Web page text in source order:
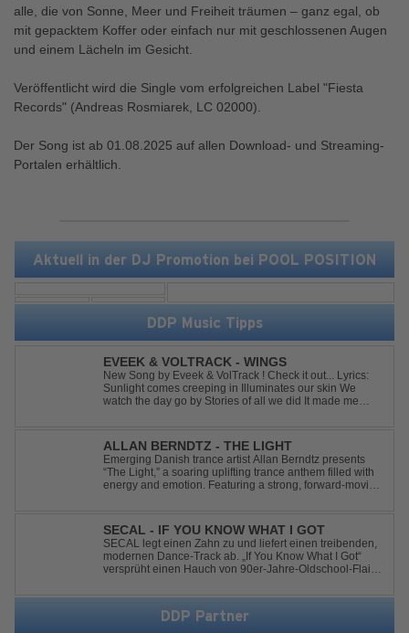
Aktuell in der DJ Promotion bei POOL POSITION
DDP Music Tipps
EVEEK & VOLTRACK - WINGS
New Song by Eveek & VolTrack ! Check it out... Lyrics:
Sunlight comes creeping in Illuminates our skin We
watch the day go by Stories of all we did It made me
ALLAN BERNDTZ - THE LIGHT
Emerging Danish trance artist Allan Berndtz presents
“The Light,” a soaring uplifting trance anthem filled with
energy and emotion. Featuring a strong, forward-moving
SECAL - IF YOU KNOW WHAT I GOT
SECAL legt einen Zahn zu und liefert einen treibenden,
modernen Dance-Track ab. „If You Know What I Got“
versprüht einen Hauch von 90er-Jahre-Oldschool-Flair,
Dance- oder Workout-Playlists und natürlich ideal für
Club- und Festival-Sets.
DDP Partner
alle, die von Sonne, Meer und Freiheit träumen – ganz egal, ob
mit gepacktem Koffer oder einfach nur mit geschlossenen Augen
und einem Lächeln im Gesicht.
Veröffentlicht wird die Single vom erfolgreichen Label "Fiesta
Records" (Andreas Rosmiarek, LC 02000).
Der Song ist ab 01.08.2025 auf allen Download- und Streaming-
Portalen erhältlich.